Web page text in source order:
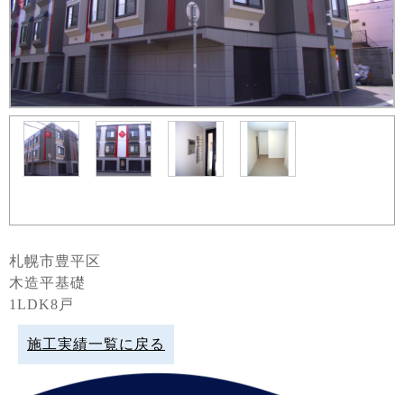
札幌市豊平区
木造平基礎
1LDK8戸
施工実績一覧に戻る